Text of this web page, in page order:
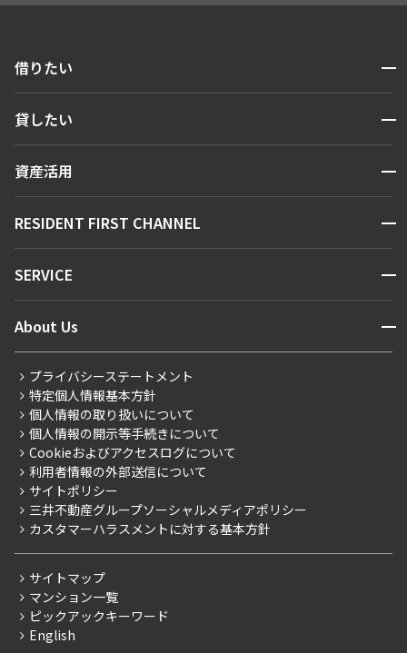
借りたい 開閉
人気エリアから探す
新着情報から探す
新着募集情報
こだわりから探す
こだわり一覧
プレミアムマンション
新築
当社限定（港区・渋谷区）
当社限定（港区・渋谷区以外）
三井不動産企画
賃料改定
フリーレント
ペット可
貸したい 開閉
お問い合わせ
資産活用 開閉
お問い合わせ
RESIDENT FIRST CHANNEL 開閉
マンションレポート
住まいのコラム
SERVICE 開閉
会員ページ
ご入居・提携サービス
お部屋探しからご契約まで
よくあるご質問
社宅紹介
【仲介会社様向け】当社仲介事業部取り扱い物件入居申込
About Us 開閉
会社情報
事業案内
採用情報
ニュースリリース
お問い合わせ
プライバシーステートメント
特定個人情報基本方針
個人情報の取り扱いについて
個人情報の開示等手続きについて
Cookieおよびアクセスログについて
利用者情報の外部送信について
サイトポリシー
三井不動産グループソーシャルメディアポリシー
カスタマーハラスメントに対する基本方針
サイトマップ
マンション一覧
ピックアックキーワード
English